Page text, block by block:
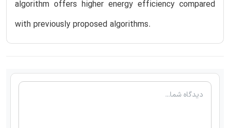
algorithm offers higher energy efficiency compared
with previously proposed algorithms.